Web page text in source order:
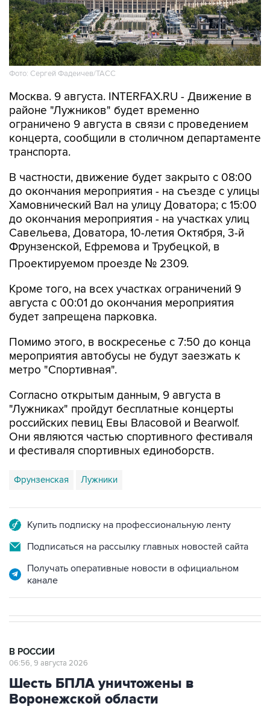
Фото: Сергей Фадеичев/ТАСС
Москва. 9 августа. INTERFAX.RU - Движение в
районе "Лужников" будет временно
ограничено 9 августа в связи с проведением
концерта, сообщили в столичном департаменте
транспорта.
В частности, движение будет закрыто с 08:00
до окончания мероприятия - на съезде с улицы
Хамовнический Вал на улицу Доватора; с 15:00
до окончания мероприятия - на участках улиц
Савельева, Доватора, 10-летия Октября, 3-й
Фрунзенской, Ефремова и Трубецкой, в
Проектируемом проезде № 2309.
Кроме того, на всех участках ограничений 9
августа с 00:01 до окончания мероприятия
будет запрещена парковка.
Помимо этого, в воскресенье с 7:50 до конца
мероприятия автобусы не будут заезжать к
метро "Спортивная".
Согласно открытым данным, 9 августа в
"Лужниках" пройдут бесплатные концерты
российских певиц Евы Власовой и Bearwolf.
Они являются частью спортивного фестиваля
и фестиваля спортивных единоборств.
Фрунзенская Лужники
Купить подписку на профессиональную ленту
Подписаться на рассылку главных новостей сайта
Получать оперативные новости в официальном
канале
В РОССИИ
06:56, 9 августа 2026
Шесть БПЛА уничтожены в
Воронежской области